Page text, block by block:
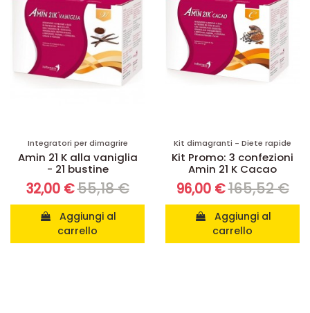
Integratori per dimagrire
Amin 21 K alla vaniglia
- 21 bustine
32,00 €55,18 €
carrello
Kit dimagranti - Diete rapide
Kit Promo: 3 confezioni
Amin 21 K Cacao
96,00 €165,52 €
carrello